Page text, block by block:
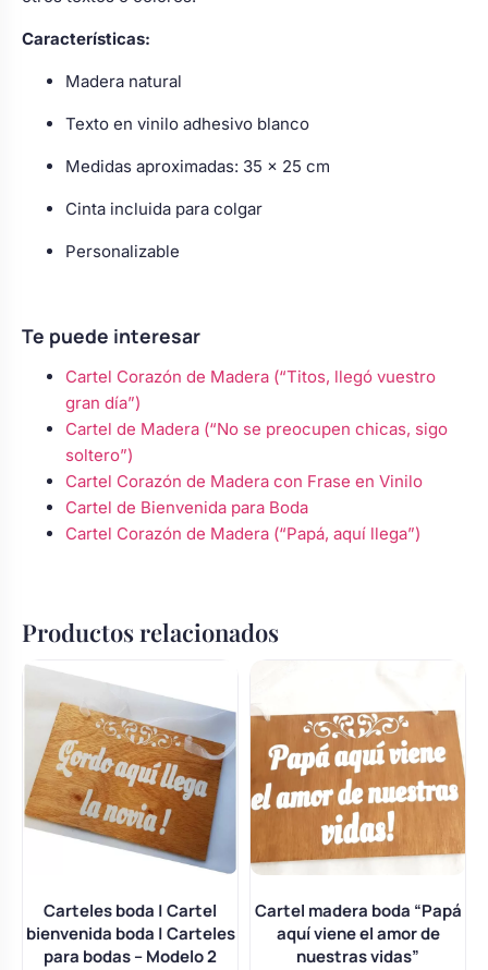
Características:
Madera natural
Texto en vinilo adhesivo blanco
Medidas aproximadas: 35 x 25 cm
Cinta incluida para colgar
Personalizable
Te puede interesar
Cartel Corazón de Madera (“Titos, llegó vuestro
gran día”)
Cartel de Madera (“No se preocupen chicas, sigo
soltero”)
Cartel Corazón de Madera con Frase en Vinilo
Cartel de Bienvenida para Boda
Cartel Corazón de Madera (“Papá, aquí llega”)
Productos relacionados
Carteles boda | Cartel
bienvenida boda | Carteles
para bodas – Modelo 2
Cartel madera boda “Papá
aquí viene el amor de
nuestras vidas”